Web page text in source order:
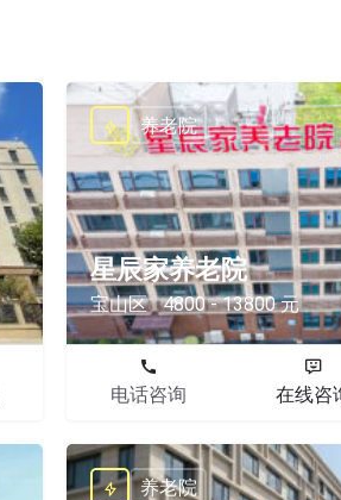
星辰家养老院
宝山区 4800 - 13800 元
养老院
电话咨询 在线咨
养老院